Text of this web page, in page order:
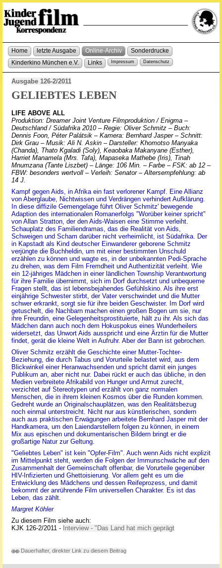
Home letzte Ausgabe Online-Archiv
Sonderdrucke
Kinderkino München e.V.
Links Impressum Datenschutz
Ausgabe 126-2/2011
GELIEBTES LEBEN
LIFE ABOVE ALL
Produktion: Dreamer Joint Venture Filmproduktion / Enigma –
Deutschland / Südafrika 2010 – Regie: Oliver Schmitz – Buch:
Dennis Foon, Péter Palátsik – Kamera: Bernhard Jasper – Schnitt:
Dirk Grau – Musik: Ali N. Askin – Darsteller: Khomotso Manyaka
(Chanda), Thato Kgaladi (Soly), Keaobaka Makanyane (Esther),
Harriet Manamela (Mrs. Tafa), Mapaseka Mathebe (Iris), Tinah
Mnumzana (Tante Liszbet) – Länge: 106 Min. – Farbe – FSK: ab 12 –
FBW: besonders wertvoll – Verleih: Senator – Altersempfehlung: ab
14 J.
Kampf gegen Aids, in Afrika ein fast verlorener Kampf. Eine Allianz
von Aberglaube, Nichtwissen und Verdrängen verhindert Aufklärung.
In diese diffizile Gemengelage führt Oliver Schmitz' bewegende
Adaption des internationalen Romanerfolgs "Worüber keiner spricht"
von Allan Stratton, der den Aids-Waisen eine Stimme verleiht.
Schauplatz des Familiendramas, das die Realität von Aids,
Schweigen und Scham darüber nicht verheimlicht, ist Südafrika. Der
in Kapstadt als Kind deutscher Einwanderer geborene Schmitz
verjüngte die Buchheldin, um mit einer bestimmten Unschuld
erzählen zu können und wagte es, in der unbekannten Pedi-Sprache
zu drehen, was dem Film Fremdheit und Authentizität verleiht. Wie
ein 12-jähriges Mädchen in einer ländlichen Township Verantwortung
für ihre Familie übernimmt, sich im Dorf durchsetzt und unbequeme
Fragen stellt, das ist lebensbejahendes Gefühlskino. Als ihre erst
einjährige Schwester stirbt, der Vater verschwindet und die Mutter
schwer erkrankt, sorgt sie für ihre beiden Geschwister. Im Dorf wird
getuschelt, die Nachbarn machen einen großen Bogen um sie, nur
ihre Freundin, eine Gelegenheitsprostituierte, hält zu ihr. Als sich das
Mädchen dann auch noch dem Hokuspokus eines Wunderheilers
widersetzt, das Unwort Aids ausspricht und eine Ärztin für die Mutter
findet, gerät die kleine Welt in Aufruhr. Aber der Bann ist gebrochen.
Oliver Schmitz erzählt die Geschichte einer Mutter-Tochter-
Beziehung, die durch Tabus und Vorurteile belastet wird, aus dem
Blickwinkel einer Heranwachsenden und spricht damit ein junges
Publikum an, aber nicht nur. Dabei rückt er auch das übliche, in den
Medien verbreitete Afrikabild von Hunger und Armut zurecht,
verzichtet auf Stereotypen und erzählt von ganz normalen
Menschen, die in ihrem kleinen Kosmos über die Runden kommen.
Gedreht wurde an Originalschauplätzen, was den Realitätsbezug
noch einmal unterstreicht. Nicht nur aus künstlerischen, sondern
auch aus praktischen Erwägungen arbeitete Bernhard Jasper mit der
Handkamera, um den Laiendarstellern folgen zu können, in einem
Mix aus epischen und dokumentarischen Bildern bringt er die
großartige Natur zur Geltung.
"Geliebtes Leben" ist kein "Opfer-Film". Auch wenn Aids nicht explizit
im Mittelpunkt steht, werden die Folgen der Immunschwäche auf den
Zusammenhalt der Gemeinschaft offenbar, die Vorurteile gegenüber
HIV-Infizierten und Ghettoisierung. Vor allem geht es um die
Entwicklung des Mädchens und dessen Reifeprozess, und damit
bekommt der anrührende Film universellen Charakter. Es ist das
Leben, das zählt.
Margret Köhler
Zu diesem Film siehe auch:
KJK 126-2/2011 - Interview - "Das Land hat mich geprägt
Dauerhafter, direkter Link zu diesem Beitrag